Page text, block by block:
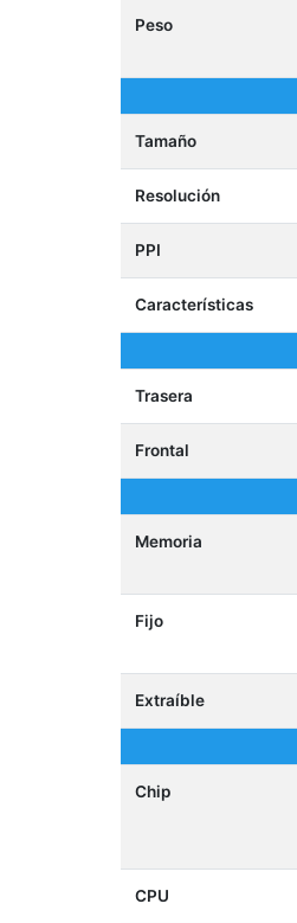
Peso
Tamaño
Resolución
PPI
Características
Trasera
Frontal
Memoria
Fijo
Extraíble
Chip
CPU